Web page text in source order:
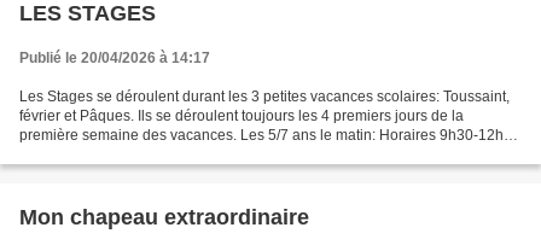
LES STAGES
Publié le 20/04/2026 à 14:17
Les Stages se déroulent durant les 3 petites vacances scolaires: Toussaint,
février et Pâques. Ils se déroulent toujours les 4 premiers jours de la
première semaine des vacances. Les 5/7 ans le matin: Horaires 9h30-12h
Mon chapeau extraordinaire